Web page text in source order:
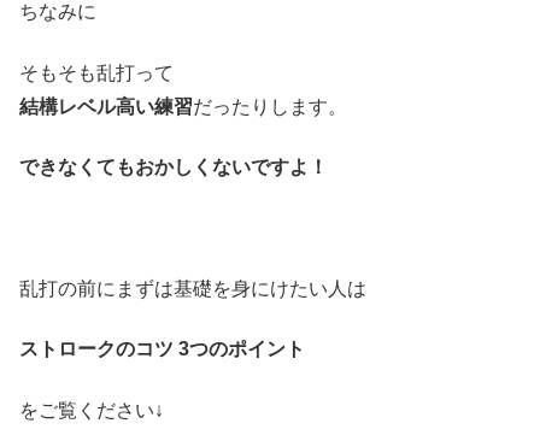
ちなみに
そもそも乱打って
結構レベル高い練習だったりします。
できなくてもおかしくないですよ！
乱打の前にまずは基礎を身にけたい人は
ストロークのコツ 3つのポイント
をご覧ください↓